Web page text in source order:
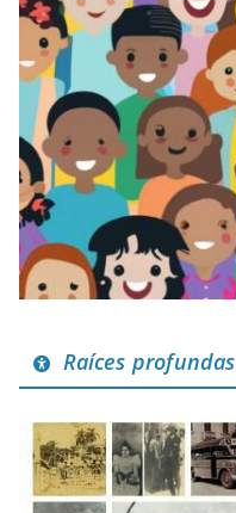
Raíces profundas